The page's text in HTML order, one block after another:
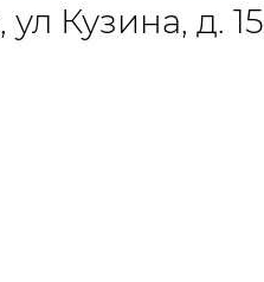
Кузина, д. 15